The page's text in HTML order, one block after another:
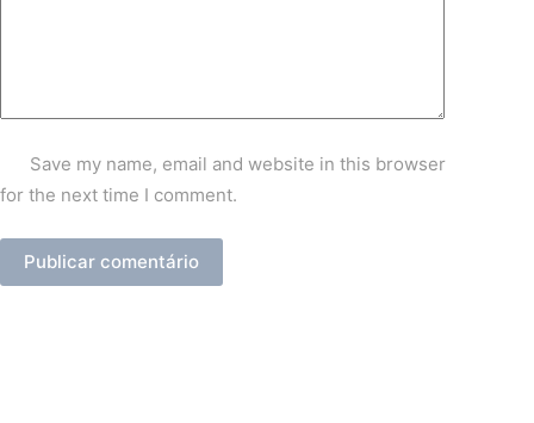
Save my name, email and website in this browser
for the next time I comment.
Publicar comentário